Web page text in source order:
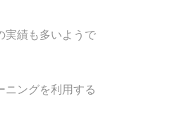
実績も多いようで
ニングを利用する